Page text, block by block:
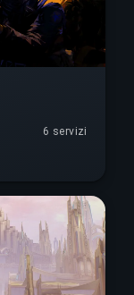
6 servizi